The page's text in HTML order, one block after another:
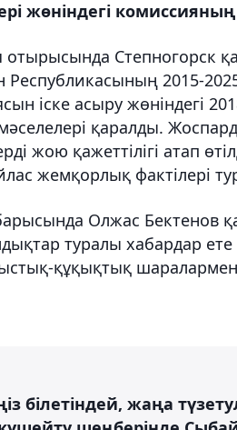
жөніндегі
отырысында Степногорск
Республикасының 2015-
іске асыру жөніндегі
қаралды.
жою қажеттілігі атап
жемқорлық фактілері
Олжас Бектенов
туралы хабардар
құқықтық шаралармен
білетіндей, жаңа